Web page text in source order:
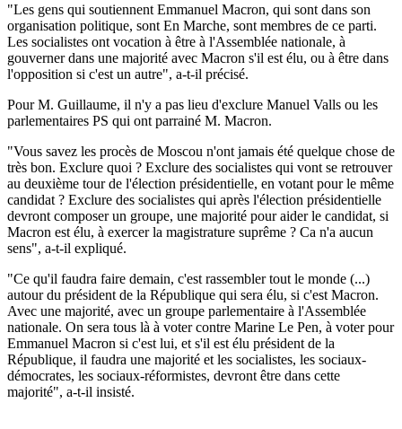
"Les gens qui soutiennent Emmanuel Macron, qui sont dans son
organisation politique, sont En Marche, sont membres de ce parti.
Les socialistes ont vocation à être à l'Assemblée nationale, à
gouverner dans une majorité avec Macron s'il est élu, ou à être dans
l'opposition si c'est un autre", a-t-il précisé.
Pour M. Guillaume, il n'y a pas lieu d'exclure Manuel Valls ou les
parlementaires PS qui ont parrainé M. Macron.
"Vous savez les procès de Moscou n'ont jamais été quelque chose de
très bon. Exclure quoi ? Exclure des socialistes qui vont se retrouver
au deuxième tour de l'élection présidentielle, en votant pour le même
candidat ? Exclure des socialistes qui après l'élection présidentielle
devront composer un groupe, une majorité pour aider le candidat, si
Macron est élu, à exercer la magistrature suprême ? Ca n'a aucun
sens", a-t-il expliqué.
"Ce qu'il faudra faire demain, c'est rassembler tout le monde (...)
autour du président de la République qui sera élu, si c'est Macron.
Avec une majorité, avec un groupe parlementaire à l'Assemblée
nationale. On sera tous là à voter contre Marine Le Pen, à voter pour
Emmanuel Macron si c'est lui, et s'il est élu président de la
République, il faudra une majorité et les socialistes, les sociaux-
démocrates, les sociaux-réformistes, devront être dans cette
majorité", a-t-il insisté.